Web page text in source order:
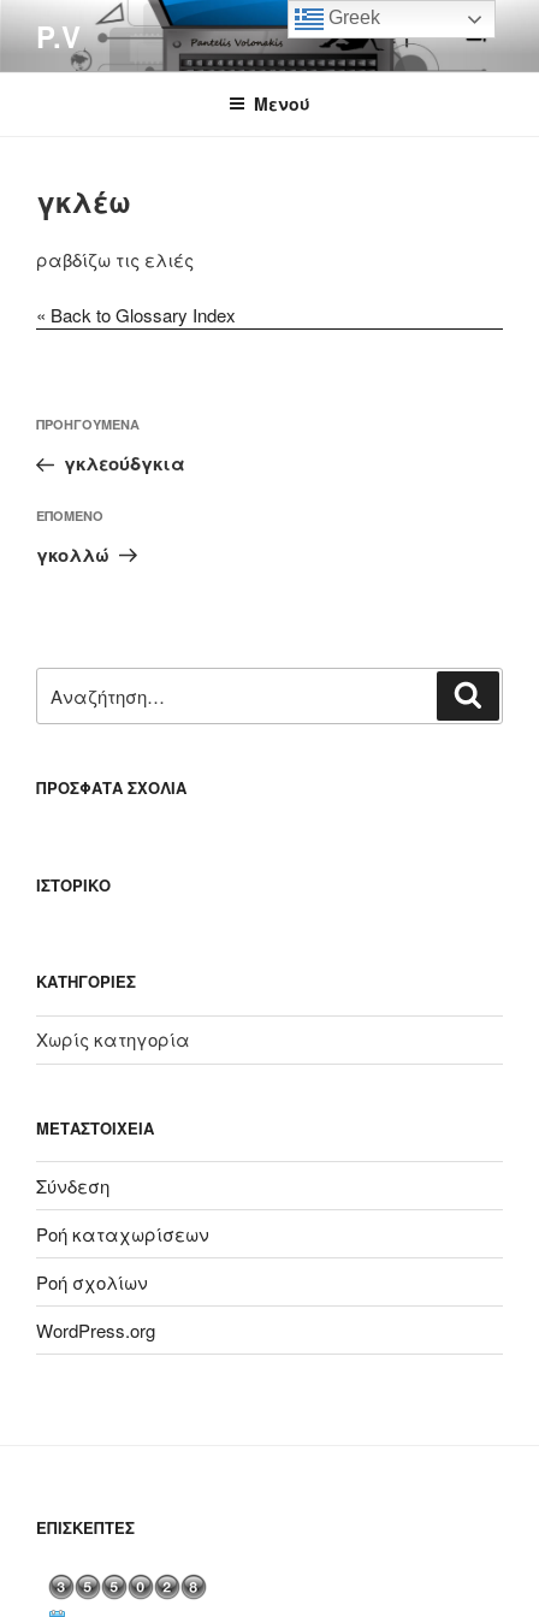
περιεχόμενο
P.V
Μενού
γκλέω
ραβδίζω τις ελιές
« Back to Glossary Index
άρθρων
Προηγούμενο
άρθρο
ΠΡΟΗΓΟΎΜΕΝΑ
γκλεούδγκια
Επόμενο
άρθρο
ΕΠΌΜΕΝΟ
γκολλώ
για:
ΠΡΌΣΦΑΤΑ ΣΧΌΛΙΑ
ΙΣΤΟΡΙΚΌ
KΑΤΗΓΟΡΊΕΣ
Χωρίς κατηγορία
ΜΕΤΑΣΤΟΙΧΕΊΑ
Σύνδεση
Ροή καταχωρίσεων
Ροή σχολίων
WordPress.org
ΕΠΙΣΚΈΠΤΕΣ
Greek